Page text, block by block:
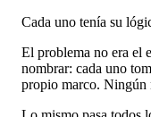
Cada uno tenía su
El problema no era el
nombrar: cada uno
propio marco. Ningún